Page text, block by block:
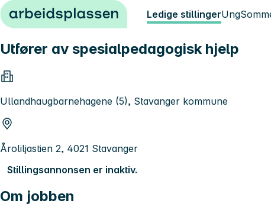
Hopp til innhold Ledige stillingerUng
Utfører av spesialpedagogisk hjelp
Ullandhaugbarnehagene (5), Stavanger kommune
Åroliljastien 2, 4021 Stavanger
Stillingsannonsen er inaktiv.
Om jobben